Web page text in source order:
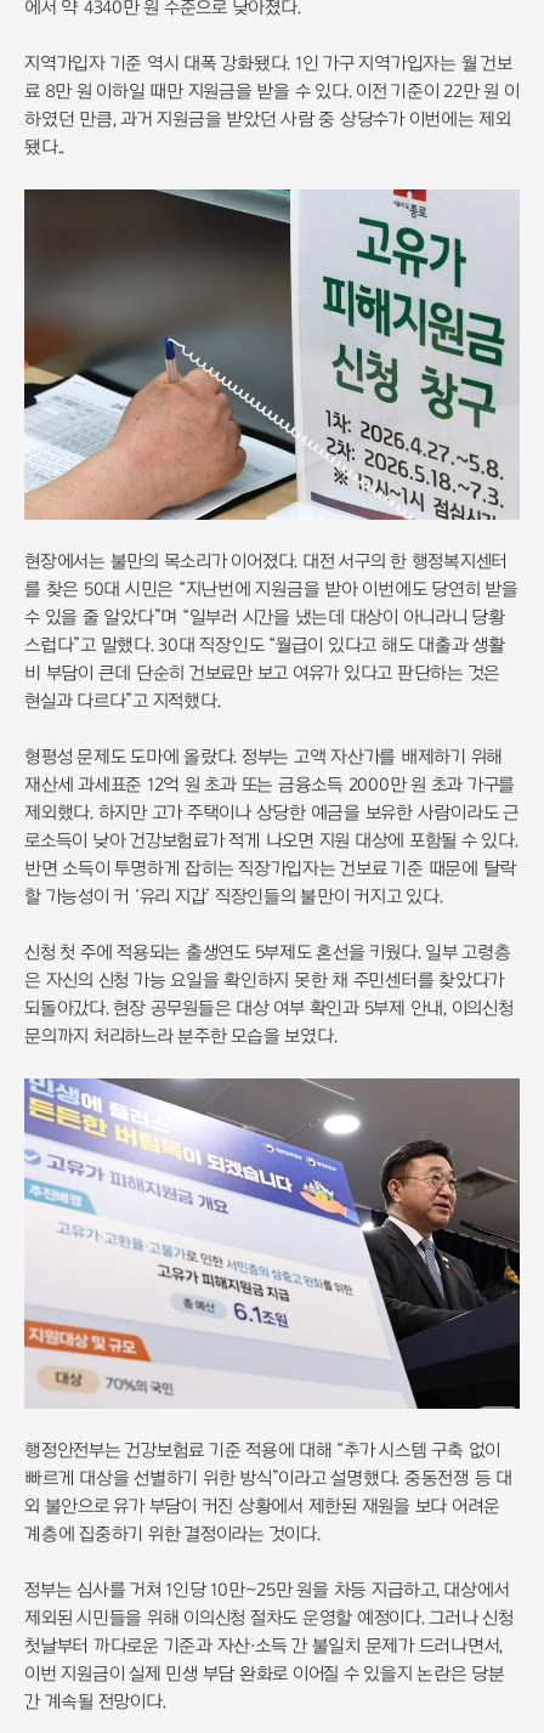
에서 약 4340만 원 수준으로 낮아졌다.
지역가입자 기준 역시 대폭 강화됐다. 1인 가구 지역가입자는 월 건보
료 8만 원 이하일 때만 지원금을 받을 수 있다. 이전 기준이 22만 원 이
하였던 만큼, 과거 지원금을 받았던 사람 중 상당수가 이번에는 제외
됐다..
현장에서는 불만의 목소리가 이어졌다. 대전 서구의 한 행정복지센터
를 찾은 50대 시민은 “지난번에 지원금을 받아 이번에도 당연히 받을
수 있을 줄 알았다”며 “일부러 시간을 냈는데 대상이 아니라니 당황
스럽다”고 말했다. 30대 직장인도 “월급이 있다고 해도 대출과 생활
비 부담이 큰데 단순히 건보료만 보고 여유가 있다고 판단하는 것은
현실과 다르다”고 지적했다.
형평성 문제도 도마에 올랐다. 정부는 고액 자산가를 배제하기 위해
재산세 과세표준 12억 원 초과 또는 금융소득 2000만 원 초과 가구를
제외했다. 하지만 고가 주택이나 상당한 예금을 보유한 사람이라도 근
로소득이 낮아 건강보험료가 적게 나오면 지원 대상에 포함될 수 있다.
반면 소득이 투명하게 잡히는 직장가입자는 건보료 기준 때문에 탈락
할 가능성이 커 ‘유리 지갑’ 직장인들의 불만이 커지고 있다.
신청 첫 주에 적용되는 출생연도 5부제도 혼선을 키웠다. 일부 고령층
은 자신의 신청 가능 요일을 확인하지 못한 채 주민센터를 찾았다가
되돌아갔다. 현장 공무원들은 대상 여부 확인과 5부제 안내, 이의신청
문의까지 처리하느라 분주한 모습을 보였다.
행정안전부는 건강보험료 기준 적용에 대해 “추가 시스템 구축 없이
빠르게 대상을 선별하기 위한 방식”이라고 설명했다. 중동전쟁 등 대
외 불안으로 유가 부담이 커진 상황에서 제한된 재원을 보다 어려운
계층에 집중하기 위한 결정이라는 것이다.
정부는 심사를 거쳐 1인당 10만~25만 원을 차등 지급하고, 대상에서
제외된 시민들을 위해 이의신청 절차도 운영할 예정이다. 그러나 신청
첫날부터 까다로운 기준과 자산·소득 간 불일치 문제가 드러나면서,
이번 지원금이 실제 민생 부담 완화로 이어질 수 있을지 논란은 당분
간 계속될 전망이다.